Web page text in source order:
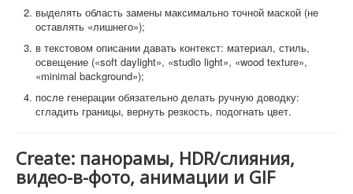
выделять область замены максимально точной маской (не
оставлять «лишнего»);
в текстовом описании давать контекст: материал, стиль,
освещение («soft daylight», «studio light», «wood texture»,
«minimal background»);
после генерации обязательно делать ручную доводку:
сгладить границы, вернуть резкость, подогнать цвет.
Create: панорамы, HDR/слияния,
видео-в-фото, анимации и GIF